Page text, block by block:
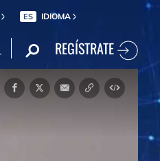
ES IDIOMA
REGÍSTRATE